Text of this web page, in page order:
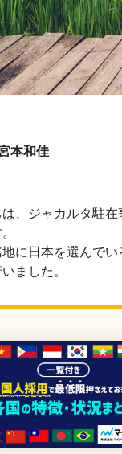
本和佳
は、ジャカルタ駐
に日本を選んで
ました。